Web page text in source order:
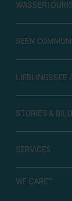
SEEN
LIEBLINGSSEE
STORIES &
SERVICES
WE CARE™